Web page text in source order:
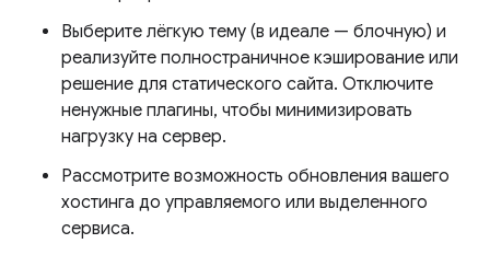
Выберите лёгкую тему (в идеале — блочную) и
реализуйте полностраничное кэширование или
решение для статического сайта. Отключите
ненужные плагины, чтобы минимизировать
нагрузку на сервер.
Рассмотрите возможность обновления вашего
хостинга до управляемого или выделенного
сервиса.